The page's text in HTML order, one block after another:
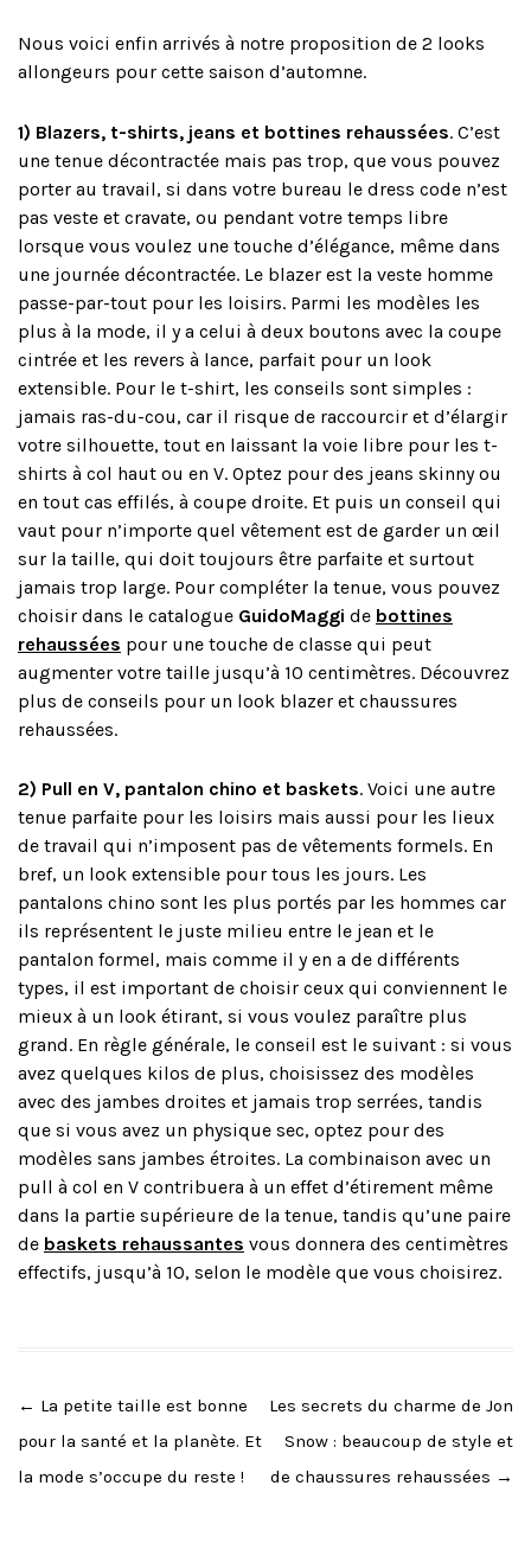
Nous voici enfin arrivés à notre proposition de 2 looks
allongeurs pour cette saison d’automne.
1) Blazers, t-shirts, jeans et bottines rehaussées. C’est
une tenue décontractée mais pas trop, que vous pouvez
porter au travail, si dans votre bureau le dress code n’est
pas veste et cravate, ou pendant votre temps libre
lorsque vous voulez une touche d’élégance, même dans
une journée décontractée. Le blazer est la veste homme
passe-par-tout pour les loisirs. Parmi les modèles les
plus à la mode, il y a celui à deux boutons avec la coupe
cintrée et les revers à lance, parfait pour un look
extensible. Pour le t-shirt, les conseils sont simples :
jamais ras-du-cou, car il risque de raccourcir et d’élargir
votre silhouette, tout en laissant la voie libre pour les t-
shirts à col haut ou en V. Optez pour des jeans skinny ou
en tout cas effilés, à coupe droite. Et puis un conseil qui
vaut pour n’importe quel vêtement est de garder un œil
sur la taille, qui doit toujours être parfaite et surtout
jamais trop large. Pour compléter la tenue, vous pouvez
choisir dans le catalogue GuidoMaggi de bottines
rehaussées pour une touche de classe qui peut
augmenter votre taille jusqu’à 10 centimètres. Découvrez
plus de conseils pour un look blazer et chaussures
rehaussées.
2) Pull en V, pantalon chino et baskets. Voici une autre
tenue parfaite pour les loisirs mais aussi pour les lieux
de travail qui n’imposent pas de vêtements formels. En
bref, un look extensible pour tous les jours. Les
pantalons chino sont les plus portés par les hommes car
ils représentent le juste milieu entre le jean et le
pantalon formel, mais comme il y en a de différents
types, il est important de choisir ceux qui conviennent le
mieux à un look étirant, si vous voulez paraître plus
grand. En règle générale, le conseil est le suivant : si vous
avez quelques kilos de plus, choisissez des modèles
avec des jambes droites et jamais trop serrées, tandis
que si vous avez un physique sec, optez pour des
modèles sans jambes étroites. La combinaison avec un
pull à col en V contribuera à un effet d’étirement même
dans la partie supérieure de la tenue, tandis qu’une paire
de baskets rehaussantes vous donnera des centimètres
effectifs, jusqu’à 10, selon le modèle que vous choisirez.
Post
← La petite taille est bonne
pour la santé et la planète. Et
la mode s’occupe du reste !
Les secrets du charme de Jon
Snow : beaucoup de style et
de chaussures rehaussées →